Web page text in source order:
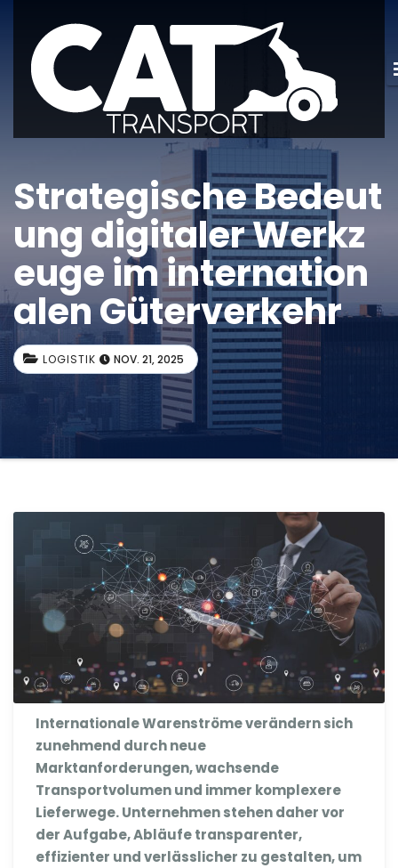
Strategische Bedeut
ung digitaler Werkz
euge im internation
alen Güterverkehr
LOGISTIK NOV. 21, 2025
Internationale Warenströme verändern sich
zunehmend durch neue
Marktanforderungen, wachsende
Transportvolumen und immer komplexere
Lieferwege. Unternehmen stehen daher vor
der Aufgabe, Abläufe transparenter,
effizienter und verlässlicher zu gestalten, um